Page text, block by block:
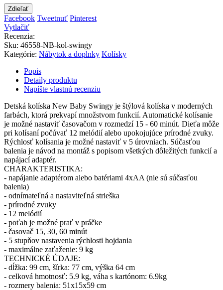
Zdieľať
Facebook Tweetnuť Pinterest
Vytlačiť
Recenzia:
Sku: 46558-NB-kol-swingy
Kategórie: Nábytok a doplnky Kolísky
Popis
Detaily produktu
Napíšte vlastnú recenziu
Detská kolíska New Baby Swingy je štýlová kolíska v moderných
farbách, ktorá prekvapí množstvom funkcií. Automatické kolísanie
je možné nastaviť časovačom v rozmedzí 15 - 60 minút. Dieťa môže
pri kolísaní počúvať 12 melódií alebo upokojujúce prírodné zvuky.
Rýchlosť kolísania je možné nastaviť v 5 úrovniach. Súčasťou
balenia je návod na montáž s popisom všetkých dôležitých funkcií a
napájací adaptér.
CHARAKTERISTIKA:
- napájanie adaptérom alebo batériami 4xAA (nie sú súčasťou
balenia)
- odnímateľná a nastaviteľná strieška
- prírodné zvuky
- 12 melódií
- poťah je možné prať v práčke
- časovač 15, 30, 60 minút
- 5 stupňov nastavenia rýchlosti hojdania
- maximálne zaťaženie: 9 kg
TECHNICKÉ ÚDAJE:
- dĺžka: 99 cm, šírka: 77 cm, výška 64 cm
- celková hmotnosť: 5.9 kg, váha s kartónom: 6.9kg
- rozmery balenia: 51x15x59 cm